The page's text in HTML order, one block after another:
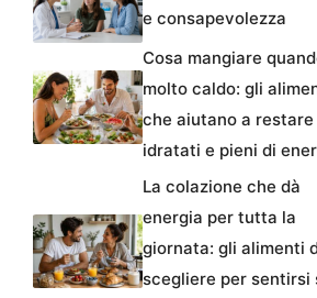
e consapevolezza
Cosa mangiare
molto caldo: gli
che aiutano a restare
idratati e pieni di
La colazione che dà
energia per tutta la
giornata: gli alimenti
scegliere per sentirsi